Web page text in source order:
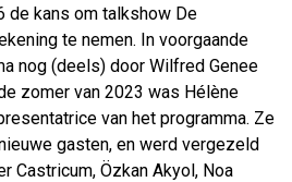
de kans om talkshow De
te nemen. In voorgaande
nog (deels) door Wilfred Genee
zomer van 2023 was Hélène
van het programma. Ze
gasten, en werd vergezeld
Castricum, Özkan Akyol, Noa